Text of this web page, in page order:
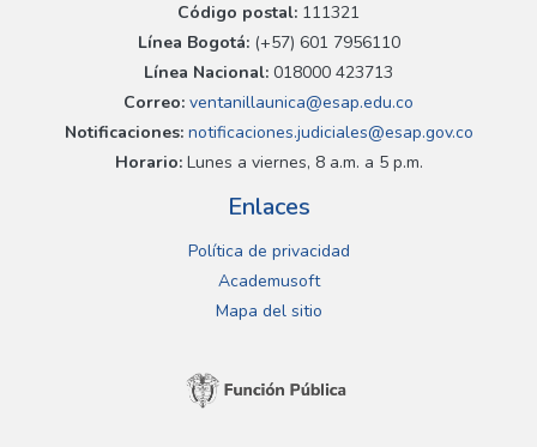
Código postal: 111321
Línea Bogotá:(+57) 601 7956110
Línea Nacional: 018000 423713
Correo: ventanillaunica@esap.edu.co
Notificaciones:notificaciones.judiciales@esap.gov.co
Horario:Lunes a viernes, 8 a.m. a 5 p.m.
Enlaces
Política de privacidad
Academusoft
Mapa del sitio